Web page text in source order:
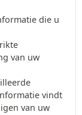
die u
van uw
vindt
van uw